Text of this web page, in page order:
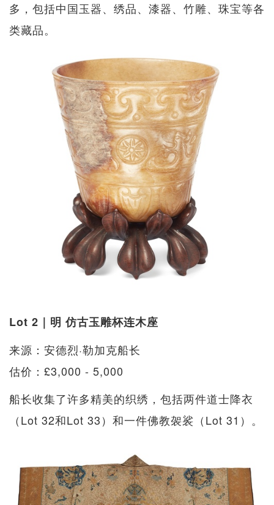
多，包括中国玉器、绣品、漆器、竹雕、珠宝等各
类藏品。
Lot 2｜明 仿古玉雕杯连木座
来源：安德烈·勒加克船长
估价：£3,000 - 5,000
船长收集了许多精美的织绣，包括两件道士降衣
（Lot 32和Lot 33）和一件佛教袈裟（Lot 31）。